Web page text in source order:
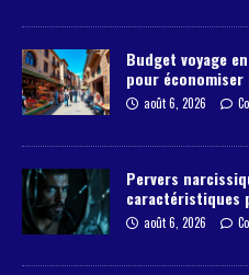
Budget voyage
pour économiser
août 6, 2026
Pervers
caractéristiques
août 6, 2026